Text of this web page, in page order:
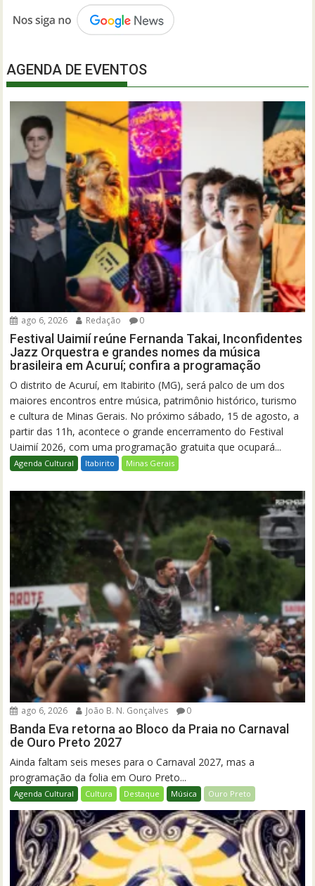
AGENDA DE EVENTOS
ago 6, 2026 Redação 0
Festival Uaimií reúne Fernanda Takai, Inconfidentes
Jazz Orquestra e grandes nomes da música
brasileira em Acuruí; confira a programação
O distrito de Acuruí, em Itabirito (MG), será palco de um dos
maiores encontros entre música, patrimônio histórico, turismo
e cultura de Minas Gerais. No próximo sábado, 15 de agosto, a
partir das 11h, acontece o grande encerramento do Festival
Uaimií 2026, com uma programação gratuita que ocupará...
Agenda Cultural Itabirito Minas Gerais
ago 6, 2026 João B. N. Gonçalves 0
Banda Eva retorna ao Bloco da Praia no Carnaval
de Ouro Preto 2027
Ainda faltam seis meses para o Carnaval 2027, mas a
programação da folia em Ouro Preto...
Agenda Cultural Cultura Destaque Música Ouro Preto